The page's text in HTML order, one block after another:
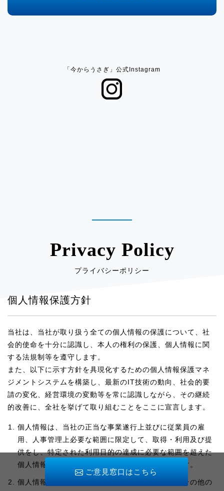
イベント出店のお知らせ「東急MS二子玉
「今からうさぎ」公式Instagram
Privacy Policy
プライバシーポリシー
個人情報保護方針
当社は、当社が取り扱う全ての個人情報の保護について、社
会的使命を十分に認識し、本人の権利の保護、個人情報に関
する法規制等を遵守します。
また、以下に示す方針を具現化するための個人情報保護マネ
ジメントシステムを構築し、最新のIT技術の動向、社会的要
請の変化、経営環境の変動等を常に認識しながら、その継続
的改善に、全社を挙げて取り組むことをここに宣言します。
個人情報は、当社の正当な事業遂行上並びに従業員の雇
用、人事管理上必要な範囲に限定して、取得・利用及び提
供をし、特定された利用目的の達成に必要な範囲を超えた
個人情報の取扱いを行わないための措置を講じます。
個人情報保護に関する法令、国が定める指針及びその他の
ご意見窓口はこちら